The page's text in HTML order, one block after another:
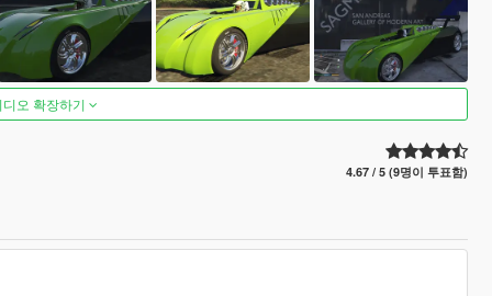
오 확장하기
4.67 / 5 (9명이 투표함)